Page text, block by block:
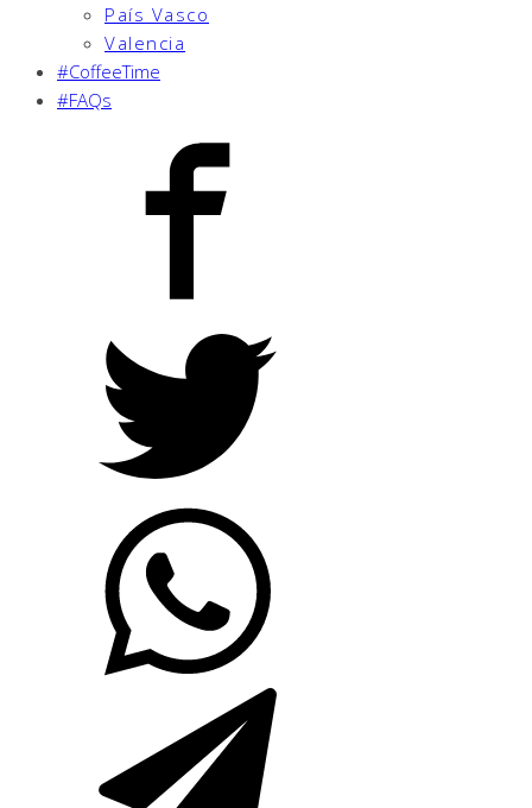
País Vasco
Valencia
#CoffeeTime
#FAQs